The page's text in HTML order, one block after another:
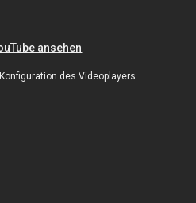
ansehen
des Videoplayers